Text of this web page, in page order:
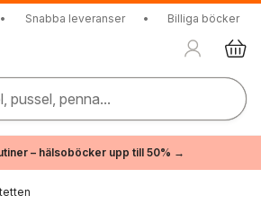
• Snabba leveranser • Billiga böcker
pussel, penna...
– hälsoböcker upp till 50% →